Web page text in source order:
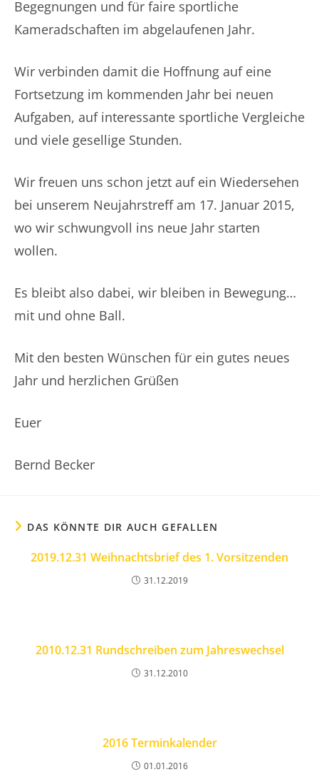
Begegnungen und für faire sportliche
Kameradschaften im abgelaufenen Jahr.
Wir verbinden damit die Hoffnung auf eine
Fortsetzung im kommenden Jahr bei neuen
Aufgaben, auf interessante sportliche Vergleiche
und viele gesellige Stunden.
Wir freuen uns schon jetzt auf ein Wiedersehen
bei unserem Neujahrstreff am 17. Januar 2015,
wo wir schwungvoll ins neue Jahr starten
wollen.
Es bleibt also dabei, wir bleiben in Bewegung…
mit und ohne Ball.
Mit den besten Wünschen für ein gutes neues
Jahr und herzlichen Grüßen
Euer
Bernd Becker
DAS KÖNNTE DIR AUCH GEFALLEN
2019.12.31 Weihnachtsbrief des 1. Vorsitzenden
31.12.2019
2010.12.31 Rundschreiben zum Jahreswechsel
31.12.2010
2016 Terminkalender
01.01.2016